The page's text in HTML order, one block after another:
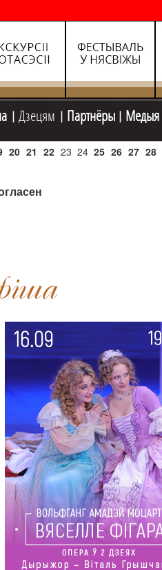
Дзецям Партнёры Медыя
20 21 22 23 24 25 26 27 28